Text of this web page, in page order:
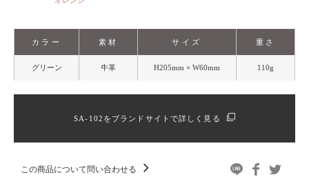
カラー 素材 サイズ 重さ
グリーン 牛革 H205mm × W60mm 110g
SA-102をブランドサイトで詳しく見る
この商品について問い合わせる